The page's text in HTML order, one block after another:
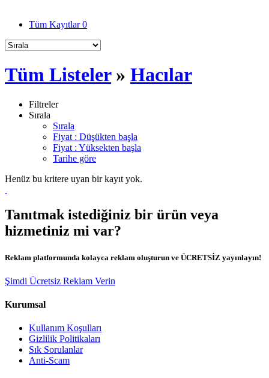
Tüm Kayıtlar0
Tüm Listeler» Hacılar
Filtreler
Sırala
Sırala
Fiyat : Düşükten başla
Fiyat : Yüksekten başla
Tarihe göre
Henüz bu kritere uyan bir kayıt yok.
Tanıtmak istediğiniz bir ürün veya
hizmetiniz mi var?
Reklam platformunda kolayca reklam oluşturun ve ÜCRETSİZ yayınlayın!
Şimdi Ücretsiz Reklam Verin
Kurumsal
Kullanım Koşulları
Gizlilik Politikaları
Sık Sorulanlar
Anti-Scam